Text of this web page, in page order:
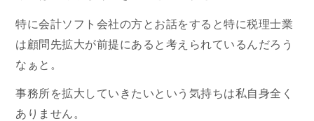
特に会計ソフト会社の方とお話をすると特に税理士業
は顧問先拡大が前提にあると考えられているんだろう
なぁと。
事務所を拡大していきたいという気持ちは私自身全く
ありません。